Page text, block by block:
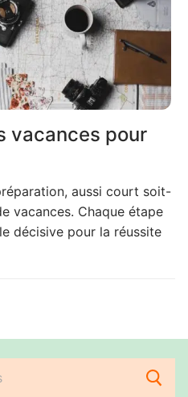
vacances pour
aussi court soit-
vacances. Chaque étape
décisive pour la réussite